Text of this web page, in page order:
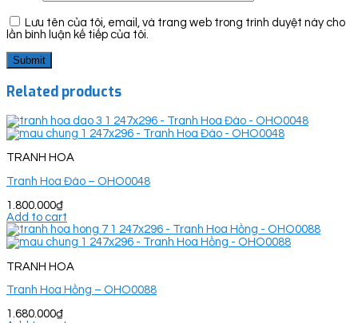
Lưu tên của tôi, email, và trang web trong trình duyệt này cho
lần bình luận kế tiếp của tôi.
Related products
TRANH HOA
Tranh Hoa Đào – OHO0048
1.800.000₫
Add to cart
TRANH HOA
Tranh Hoa Hồng – OHO0088
1.680.000₫